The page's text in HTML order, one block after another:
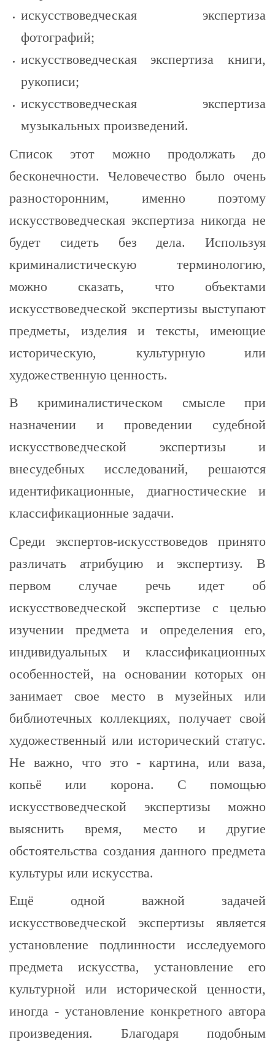
искусствоведческая экспертиза
фотографий;
искусствоведческая экспертиза книги,
рукописи;
искусствоведческая экспертиза
музыкальных произведений.
Список этот можно продолжать до
бесконечности. Человечество было очень
разносторонним, именно поэтому
искусствоведческая экспертиза никогда не
будет сидеть без дела. Используя
криминалистическую терминологию,
можно сказать, что объектами
искусствоведческой экспертизы выступают
предметы, изделия и тексты, имеющие
историческую, культурную или
художественную ценность.
В криминалистическом смысле при
назначении и проведении судебной
искусствоведческой экспертизы и
внесудебных исследований, решаются
идентификационные, диагностические и
классификационные задачи.
Среди экспертов-искусствоведов принято
различать атрибуцию и экспертизу. В
первом случае речь идет об
искусствоведческой экспертизе с целью
изучении предмета и определения его,
индивидуальных и классификационных
особенностей, на основании которых он
занимает свое место в музейных или
библиотечных коллекциях, получает свой
художественный или исторический статус.
Не важно, что это - картина, или ваза,
копьё или корона. С помощью
искусствоведческой экспертизы можно
выяснить время, место и другие
обстоятельства создания данного предмета
культуры или искусства.
Ещё одной важной задачей
искусствоведческой экспертизы является
установление подлинности исследуемого
предмета искусства, установление его
культурной или исторической ценности,
иногда - установление конкретного автора
произведения. Благодаря подобным